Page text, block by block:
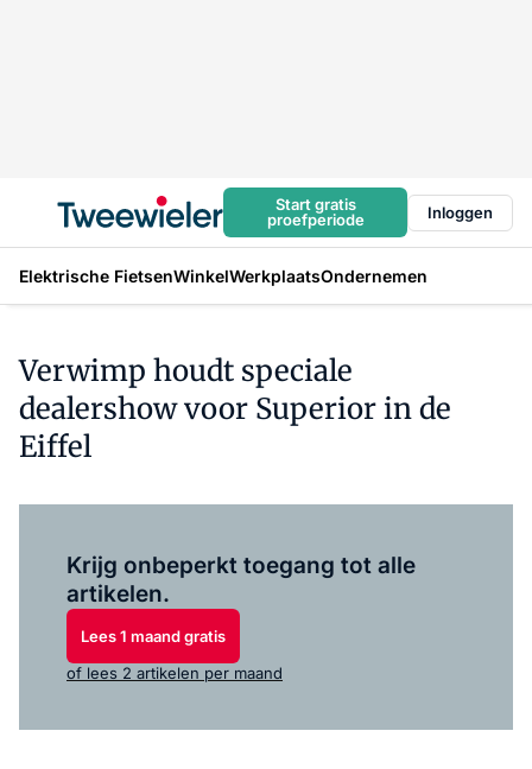
Start gratis
proefperiode
Inloggen
Elektrische FietsenWinkelWerkplaatsOndernemen
Verwimp houdt speciale
dealershow voor Superior in de
Eiffel
Krijg onbeperkt toegang tot alle
artikelen.
Lees 1 maand gratis
of lees 2 artikelen per maand